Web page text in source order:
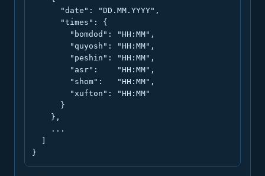
      "date": "DD.MM.YYYY",
      "times": {
        "bomdod": "HH:MM",
        "quyosh": "HH:MM",
        "peshin": "HH:MM",
        "asr":    "HH:MM",
        "shom":   "HH:MM",
        "xufton": "HH:MM"
      }
    },
    ...
}